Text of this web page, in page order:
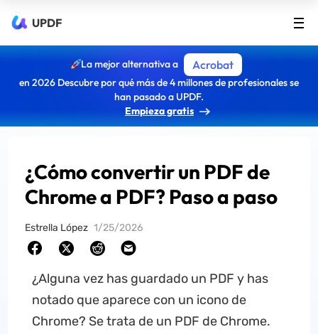
UPDF
La mejor alternativa a Acrobat
en 2026 Descubre por qué más de 4 millones de profesionales se
han pasado a UPDF.
Empieza gratis
¿Cómo convertir un PDF de
Chrome a PDF? Paso a paso
Estrella López 1/25/2026
¿Alguna vez has guardado un PDF y has
notado que aparece con un icono de
Chrome? Se trata de un PDF de Chrome.